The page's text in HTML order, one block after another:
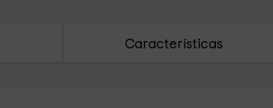
Características